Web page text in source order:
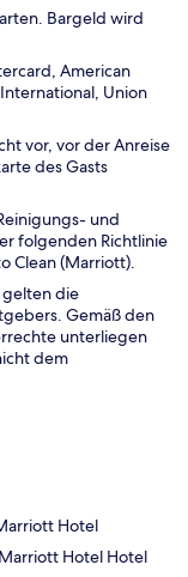
Bargeld wird
American
Union
vor, vor der Anreise
des Gasts
und
folgenden Richtlinie
Clean (Marriott).
die
Gemäß den
unterliegen
dem
Hotel
Hotel Hotel